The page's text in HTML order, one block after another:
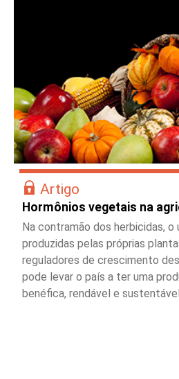
Artigo
Hormônios vegetais na
Na contramão dos herbicidas, o
produzidas pelas próprias
reguladores de crescimento
pode levar o país a ter uma
benéfica, rendável e